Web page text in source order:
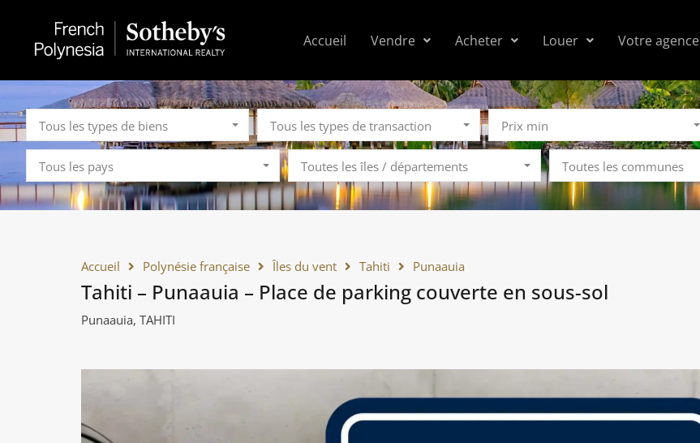
Accueil Vendre Acheter Louer Votre agence
Tous les types de biens Tous les types de transaction Prix min
Tous les pays Toutes les îles / départements Toutes les communes
Accueil Polynésie française Îles du vent Tahiti Punaauia
Tahiti – Punaauia – Place de parking couverte en sous-sol
Punaauia, TAHITI